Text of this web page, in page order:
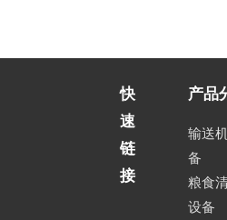
较高，最终机子的成本控制就比较好
扒谷机价格多少钱，这个问题难也不
多功能移动式刮板扒谷机
快
速
链
接
产品
输送
备
粮食
设备